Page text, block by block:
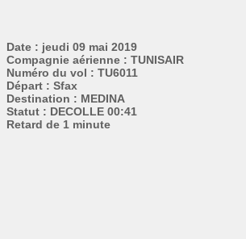
Date : jeudi 09 mai 2019
Compagnie aérienne : TUNISAIR
Numéro du vol : TU6011
Départ : Sfax
Destination : MEDINA
Statut : DECOLLE 00:41
Retard de 1 minute